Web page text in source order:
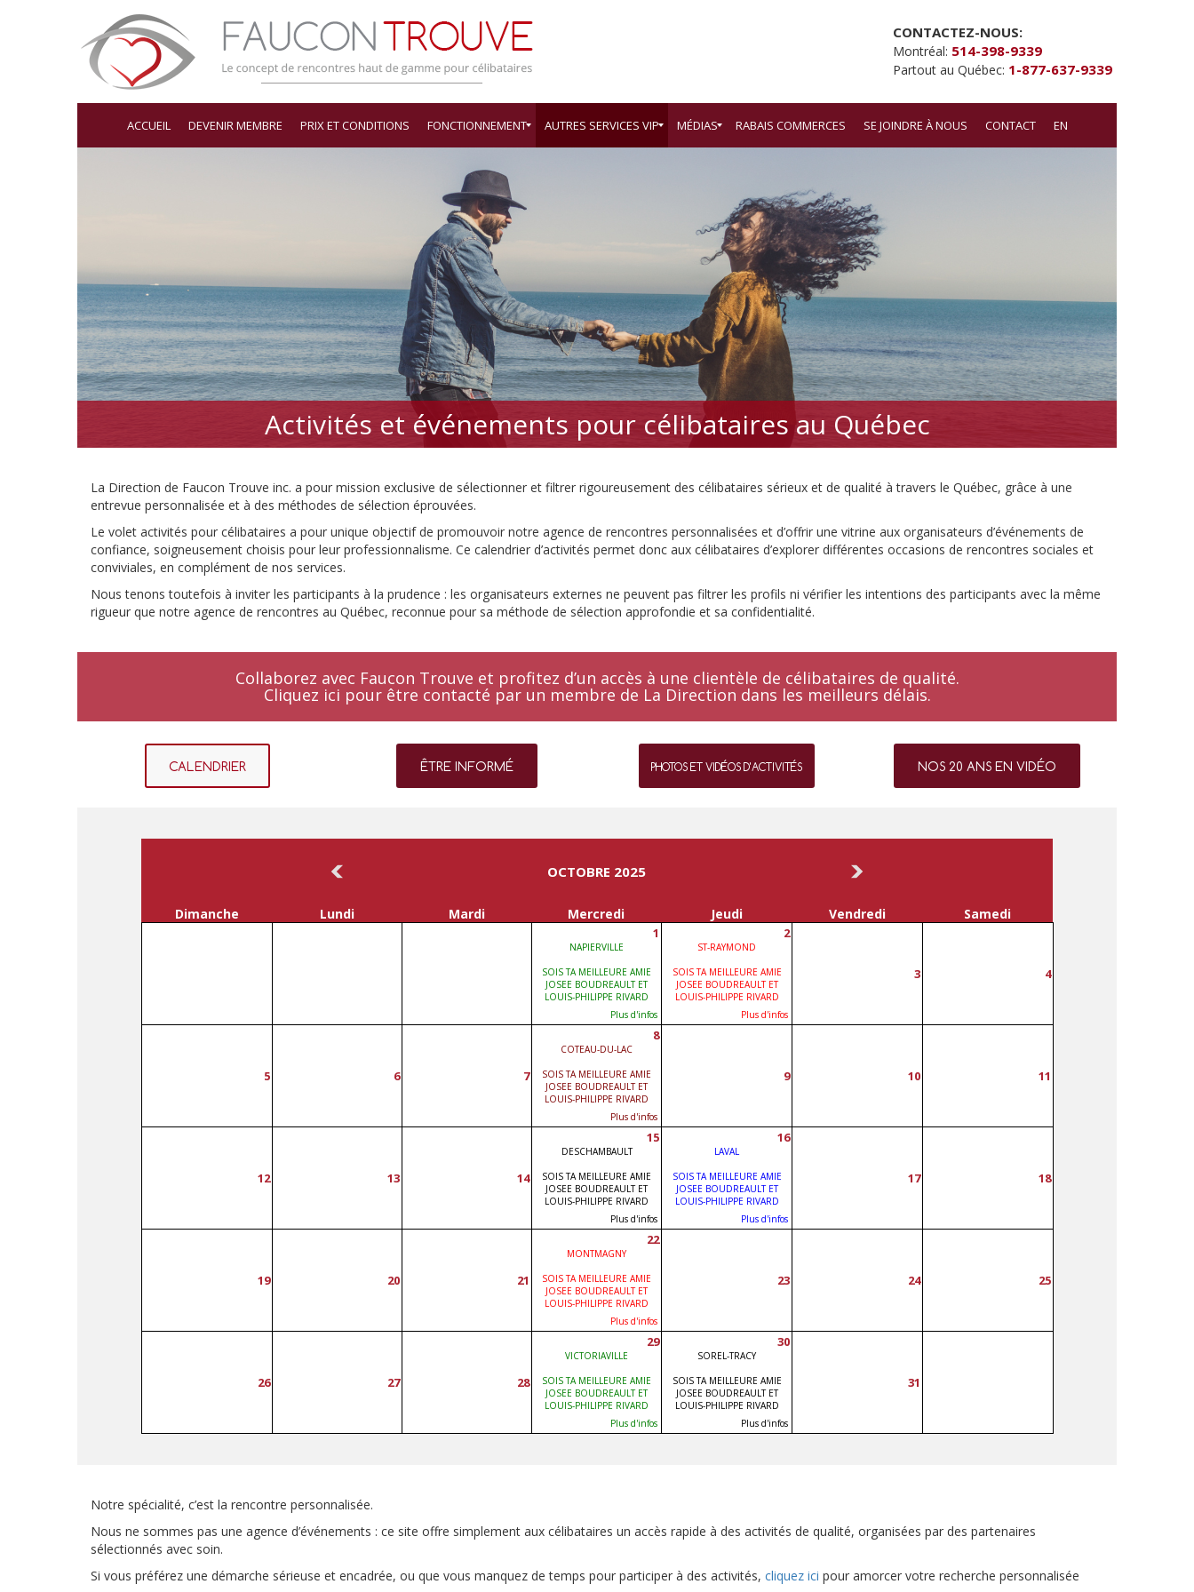
CONTACTEZ-NOUS:
Montréal: 514-398-9339
Partout au Québec: 1-877-637-9339
ACCUEIL DEVENIR MEMBRE PRIX ET CONDITIONS FONCTIONNEMENT AUTRES SERVICES VIP MÉDIAS RABAIS COMMERCES SE JOINDRE À NOUS CONTACT EN
Activités et événements pour célibataires au Québec
La Direction de Faucon Trouve inc. a pour mission exclusive de sélectionner et filtrer rigoureusement des célibataires sérieux et de qualité à travers le Québec, grâce à une
entrevue personnalisée et à des méthodes de sélection éprouvées.
Le volet activités pour célibataires a pour unique objectif de promouvoir notre agence de rencontres personnalisées et d’offrir une vitrine aux organisateurs d’événements de
confiance, soigneusement choisis pour leur professionnalisme. Ce calendrier d’activités permet donc aux célibataires d’explorer différentes occasions de rencontres sociales et
conviviales, en complément de nos services.
Nous tenons toutefois à inviter les participants à la prudence : les organisateurs externes ne peuvent pas filtrer les profils ni vérifier les intentions des participants avec la même
rigueur que notre agence de rencontres au Québec, reconnue pour sa méthode de sélection approfondie et sa confidentialité.
Collaborez avec Faucon Trouve et profitez d’un accès à une clientèle de célibataires de qualité.
Cliquez ici pour être contacté par un membre de La Direction dans les meilleurs délais.
CALENDRIER ÊTRE INFORMÉ PHOTOS ET VIDÉOS D'ACTIVITÉS NOS 20 ANS EN VIDÉO
OCTOBRE 2025
Dimanche Lundi Mardi Mercredi Jeudi Vendredi Samedi
1
NAPIERVILLE
SOIS TA MEILLEURE AMIE
JOSEE BOUDREAULT ET
LOUIS-PHILIPPE RIVARD
Plus d'infos
2
ST-RAYMOND
SOIS TA MEILLEURE AMIE
JOSEE BOUDREAULT ET
LOUIS-PHILIPPE RIVARD
Plus d'infos
3 4
5 6 7
8
COTEAU-DU-LAC
SOIS TA MEILLEURE AMIE
JOSEE BOUDREAULT ET
LOUIS-PHILIPPE RIVARD
Plus d'infos
9 10 11
12 13 14
15
DESCHAMBAULT
SOIS TA MEILLEURE AMIE
JOSEE BOUDREAULT ET
LOUIS-PHILIPPE RIVARD
Plus d'infos
16
LAVAL
SOIS TA MEILLEURE AMIE
JOSEE BOUDREAULT ET
LOUIS-PHILIPPE RIVARD
Plus d'infos
17 18
19 20 21
22
MONTMAGNY
SOIS TA MEILLEURE AMIE
JOSEE BOUDREAULT ET
LOUIS-PHILIPPE RIVARD
Plus d'infos
23 24 25
26 27 28
29
VICTORIAVILLE
SOIS TA MEILLEURE AMIE
JOSEE BOUDREAULT ET
LOUIS-PHILIPPE RIVARD
Plus d'infos
30
SOREL-TRACY
SOIS TA MEILLEURE AMIE
JOSEE BOUDREAULT ET
LOUIS-PHILIPPE RIVARD
Plus d'infos
31
Notre spécialité, c’est la rencontre personnalisée.
Nous ne sommes pas une agence d’événements : ce site offre simplement aux célibataires un accès rapide à des activités de qualité, organisées par des partenaires
sélectionnés avec soin.
Si vous préférez une démarche sérieuse et encadrée, ou que vous manquez de temps pour participer à des activités, cliquez ici pour amorcer votre recherche personnalisée